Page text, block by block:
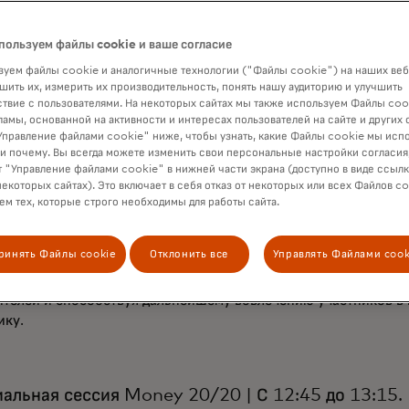
сессия Money 20/20 | С 12:10 до 12:40
банкинг: преодоление финансовых барьеров для
и не только» — выступление Джесс Тернер,
президента, глобального руководителя направления
и API.
- 501-503, Уровень 1
банковское дело совершает революцию в сфере
В ходе этой сессии лидеры отрасли обсудят, как
дело может демократизировать доступ к финансовым
и способствуя дальнейшему вовлечению участников
сессия Money 20/20 | С 12:45 до 13:15.
файлы cookie и ваше согласие
файлы cookie и аналогичные технологии ("Файлы cookie") на наших
их, измерить их производительность, понять нашу аудиторию и улучшить
с пользователями. На некоторых сайтах мы также используем Файлы
основанной на активности и интересах пользователей на сайте и других
файлами cookie" ниже, чтобы узнать, какие Файлы cookie мы
почему. Вы всегда можете изменить свои персональные настройки
"Управление файлами cookie" в нижней части экрана (доступно в виде
сайтах). Это включает в себя отказ от некоторых или всех Файлов
тех, которые строго необходимы для работы сайта.
Файлы cookie Отклонить все Управлять Файлами